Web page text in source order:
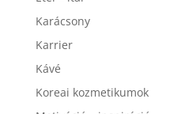
Karácsony
Karrier
Kávé
Koreai kozmetikumok